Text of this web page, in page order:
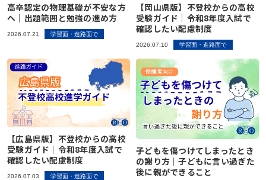
高卒認定の物理基礎が不安な方
へ｜出題範囲と勉強の進め方
2026.07.21 学習面・進路面で
【岡山県版】不登校からの高校
受験ガイド｜令和8年度入試で
確認したい配慮制度
2026.07.10 学習面・進路面で
【広島県版】不登校からの高校
受験ガイド｜令和8年度入試で
確認したい配慮制度
2026.07.03 学習面・進路面で
子どもを傷つけてしまったとき
の謝り方｜子どもに言い過ぎた
後に親ができること